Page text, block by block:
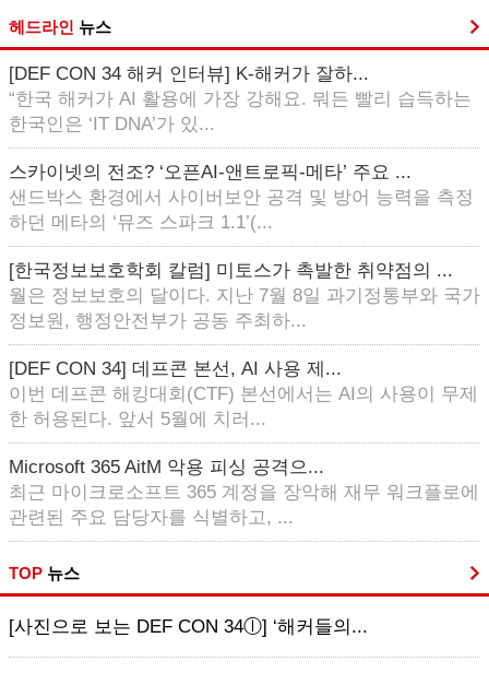
헤드라인 뉴스
[DEF CON 34 해커 인터뷰] K-해커가 잘하...
“한국 해커가 AI 활용에 가장 강해요. 뭐든 빨리 습득하는
한국인은 ‘IT DNA’가 있...
스카이넷의 전조? ‘오픈AI-앤트로픽-메타’ 주요 ...
샌드박스 환경에서 사이버보안 공격 및 방어 능력을 측정
하던 메타의 ‘뮤즈 스파크 1.1’(...
[한국정보보호학회 칼럼] 미토스가 촉발한 취약점의 ...
월은 정보보호의 달이다. 지난 7월 8일 과기정통부와 국가
정보원, 행정안전부가 공동 주최하...
[DEF CON 34] 데프콘 본선, AI 사용 제...
이번 데프콘 해킹대회(CTF) 본선에서는 AI의 사용이 무제
한 허용된다. 앞서 5월에 치러...
Microsoft 365 AitM 악용 피싱 공격으...
최근 마이크로소프트 365 계정을 장악해 재무 워크플로에
관련된 주요 담당자를 식별하고, ...
TOP 뉴스
[사진으로 보는 DEF CON 34ⓛ] ‘해커들의...